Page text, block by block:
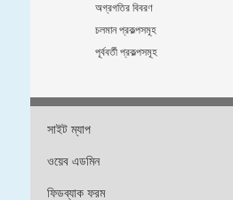
অগ্রগতির বিবরণ
চলমান প্রকল্পসমূহ
পূর্ববর্তী প্রকল্পসমূহ
সাইট ম্যাপ
ওয়েব এডমিন
ফিডব্যাক ফরম